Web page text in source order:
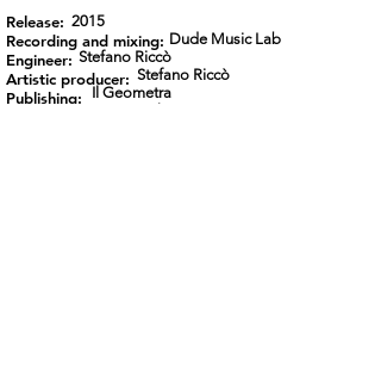
Release:
Recording and mixing:
Engineer:
Artistic producer:
Publishing:
2015
Dude Music Lab
Stefano Riccò
Stefano Riccò
Il Geometra